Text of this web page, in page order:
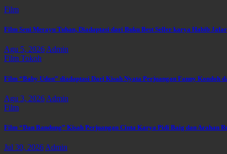
Film
Film Seni Merayu Tuhan, Diadaptasi dari Buku Best Seller karya Habib Jafar
Agu 5, 2026Admin
Film Tokoh
Film “Baby Udon” diadaptasi Dari Kisah Nyata Perjuangan Fanny Kondoh
Agu 3, 2026 Admin
Film
Film “Dan Bandung” Kisah Perjuangan Cinta Karya Pidi Baig dan Arahan
Jul 30, 2026 Admin